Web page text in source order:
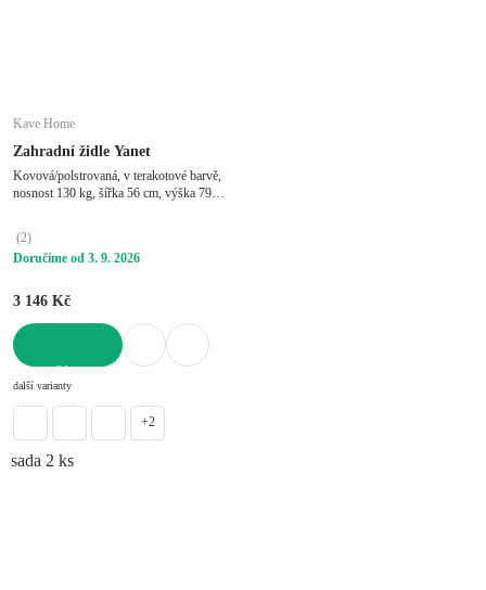
Kave Home
Zahradní židle Yanet
Kovová/polstrovaná, v terakotové barvě,
nosnost 130 kg, šířka 56 cm, výška 79
(2)
Doručíme od 3. 9. 2026
3 146 Kč
další varianty
+2
sada 2 ks